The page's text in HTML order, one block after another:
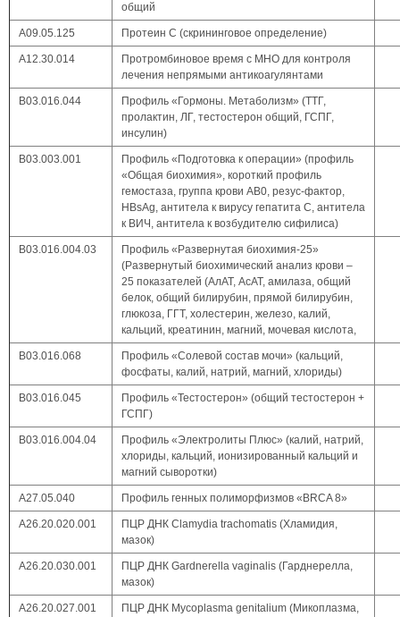
общий
А09.05.125 Протеин С (скрининговое определение)
А12.30.014
Протромбиновое время с МНО для контроля
лечения непрямыми антикоагулянтами
В03.016.044
Профиль «Гормоны. Метаболизм» (ТТГ,
пролактин, ЛГ, тестостерон общий, ГСПГ,
инсулин)
В03.003.001
Профиль «Подготовка к операции» (профиль
«Общая биохимия», короткий профиль
гемостаза, группа крови AB0, резус-фактор,
HBsAg, антитела к вирусу гепатита C, антитела
к ВИЧ, антитела к возбудителю сифилиса)
В03.016.004.03
Профиль «Развернутая биохимия-25»
(Развернутый биохимический анализ крови –
25 показателей (АлАТ, АсАТ, амилаза, общий
белок, общий билирубин, прямой билирубин,
глюкоза, ГГТ, холестерин, железо, калий,
кальций, креатинин, магний, мочевая кислота,
В03.016.068
Профиль «Солевой состав мочи» (кальций,
фосфаты, калий, натрий, магний, хлориды)
В03.016.045
Профиль «Тестостерон» (общий тестостерон +
ГСПГ)
В03.016.004.04
Профиль «Электролиты Плюс» (калий, натрий,
хлориды, кальций, ионизированный кальций и
магний сыворотки)
А27.05.040 Профиль генных полиморфизмов «BRCA 8»
A26.20.020.001
ПЦР ДНК Clamydia trachomatis (Хламидия,
мазок)
A26.20.030.001
ПЦР ДНК Gardnerella vaginalis (Гарднерелла,
мазок)
A26.20.027.001
ПЦР ДНК Mycoplasma genitalium (Микоплазма,